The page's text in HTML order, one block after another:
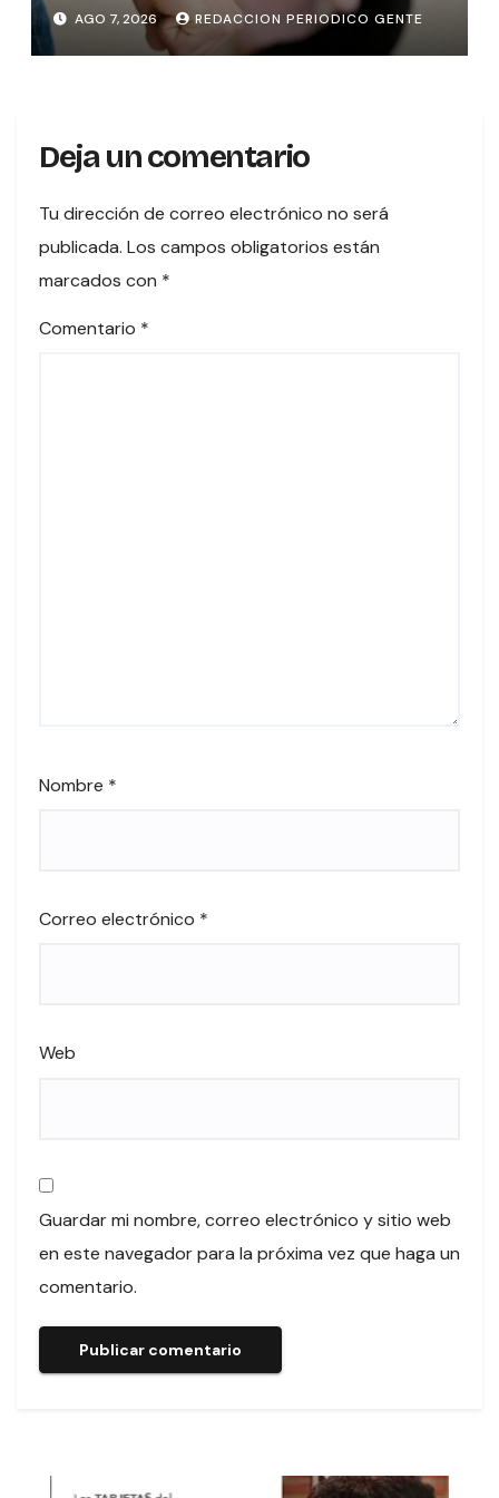
protección
AGO 7, 2026 REDACCION PERIODICO GENTE
Deja un comentario
Tu dirección de correo electrónico no será
publicada. Los campos obligatorios están
marcados con *
Comentario *
Nombre *
Correo electrónico *
Web
Guardar mi nombre, correo electrónico y sitio web
en este navegador para la próxima vez que haga un
comentario.